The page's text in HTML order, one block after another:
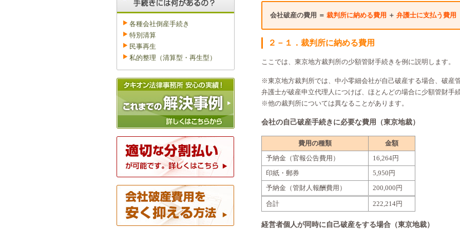
会社破産の費用 ＝ 裁判所に納める費用 ＋ 弁護士に支払う費用
２－１．裁判所に納める費用
ここでは、東京地方裁判所の少額管財手続きを例に説明します。
※東京地方裁判所では、中小零細会社が自己破産する場合、破産
弁護士が破産申立代理人につけば、ほとんどの場合に少額管財手
※他の裁判所については異なることがあります。
会社の自己破産手続きに必要な費用（東京地裁）
費用の種類
金額
予納金（官報公告費用）
16,264円
印紙・郵券
5,950円
予納金（管財人報酬費用）
200,000円
合計 222,214円
経営者個人が同時に自己破産をする場合（東京地裁）
各種会社倒産手続き
特別清算
民事再生
私的整理（清算型・再生型）